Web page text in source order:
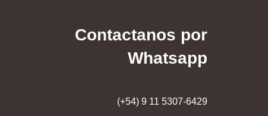
Contactanos por
Whatsapp
(+54) 9 11 5307-6429